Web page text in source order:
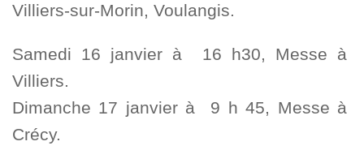
Villiers-sur-Morin, Voulangis.
Samedi 16 janvier à 16 h30, Messe à
Villiers.
Dimanche 17 janvier à 9 h 45, Messe à
Crécy.